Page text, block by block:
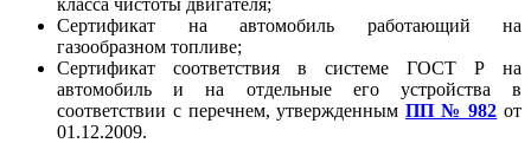
Сертификат на автомобиль работающий на
газообразном топливе;
Сертификат соответствия в системе ГОСТ Р на
автомобиль и на отдельные его устройства в
соответствии с перечнем, утвержденным ПП № 982 от
01.12.2009.